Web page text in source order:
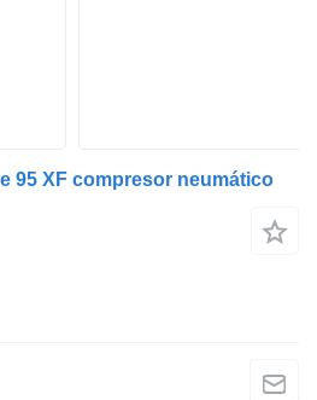
95 XF compresor neumático